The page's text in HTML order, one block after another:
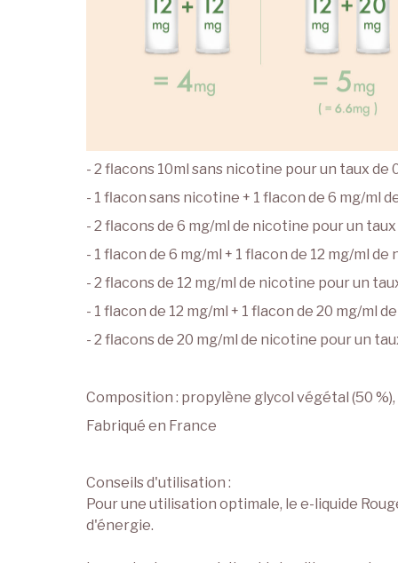
- 2 flacons 10ml sans nicotine pour un taux de
- 1 flacon sans nicotine + 1 flacon de 6 mg/ml
- 2 flacons de 6 mg/ml de nicotine pour un taux
- 1 flacon de 6 mg/ml + 1 flacon de 12 mg/ml
- 2 flacons de 12 mg/ml de nicotine pour un
- 1 flacon de 12 mg/ml + 1 flacon de 20 mg/ml
- 2 flacons de 20 mg/ml de nicotine pour un
Composition : propylène glycol végétal (50
Fabriqué en France
Conseils d'utilisation :
Pour une utilisation optimale, le e-liquide
d'énergie.